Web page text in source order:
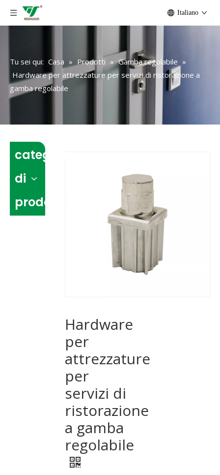
Italiano
Tu sei qui: Casa » Prodotti » Gamba regolabile »
Hardware per attrezzature per servizi di ristorazione a
gamba regolabile
categoria
di
prodotto
Hardware
per
attrezzature
per
servizi di
ristorazione
a gamba
regolabile